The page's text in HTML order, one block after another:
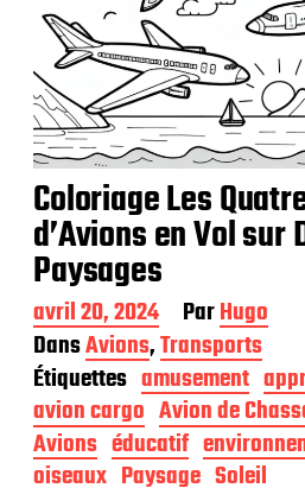
Coloriage Les
d’Avions en Vol sur
Paysages
D
a
t
e
d
e
p
u
avril 20, 2024 ParHugo
DansAvions,Transports
Étiquettes amusement
avion cargo Avion de
Avions éducatif
oiseaux Paysage Soleil